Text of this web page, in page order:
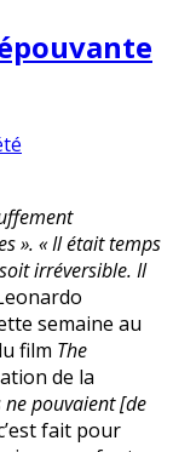
». « Il était temps
irréversible. Il
semaine au
film The
de la
pouvaient [de
fait pour